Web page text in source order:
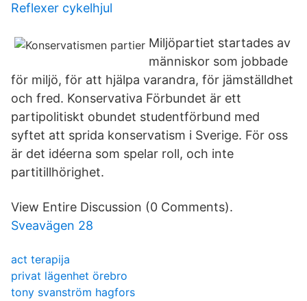
Reflexer cykelhjul
Miljöpartiet startades av
människor som jobbade
för miljö, för att hjälpa varandra, för jämställdhet
och fred. Konservativa Förbundet är ett
partipolitiskt obundet studentförbund med
syftet att sprida konservatism i Sverige. För oss
är det idéerna som spelar roll, och inte
partitillhörighet.
View Entire Discussion (0 Comments).
Sveavägen 28
act terapija
privat lägenhet örebro
tony svanström hagfors